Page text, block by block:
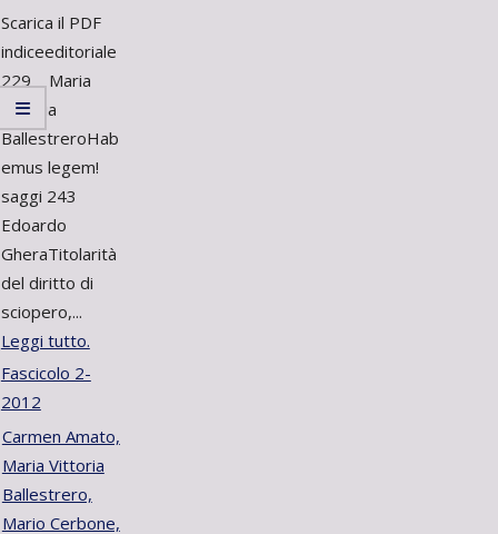
Scarica il PDF
indiceeditoriale
229 Maria
Vittoria
BallestreroHab
emus legem!
saggi 243
Edoardo
GheraTitolarità
del diritto di
sciopero,...
Leggi tutto.
Fascicolo 2-
2012
Carmen Amato,
Maria Vittoria
Ballestrero,
Mario Cerbone,